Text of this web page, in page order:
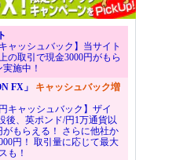
ャッシュバック】当サイト
の取引で現金3000円がもら
施中！
FX」 キャッシュバック増
円キャッシュバック】ザイ
後、英ポンド/円1万通貨以
がもらえる！ さらに他社か
円！ 取引量に応じて最大
も！